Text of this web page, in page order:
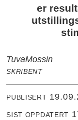
er
TuvaMossin
SKRIBENT
PUBLISERT
SIST OPPDATERT